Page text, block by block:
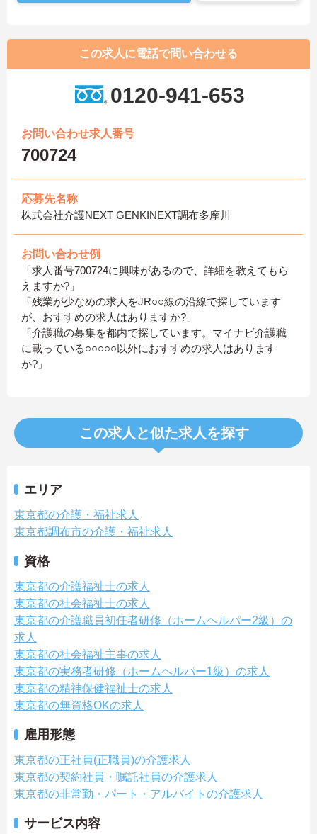
この求人に電話で問い合わせる
0120-941-653
お問い合わせ求人番号
700724
応募先名称
株式会社介護NEXT GENKINEXT調布多摩川
お問い合わせ例
「求人番号700724に興味があるので、詳細を教えてもら
えますか?」
「残業が少なめの求人をJR○○線の沿線で探しています
が、おすすめの求人はありますか?」
「介護職の募集を都内で探しています。マイナビ介護職
に載っている○○○○○以外におすすめの求人はあります
か?」
この求人と似た求人を探す
エリア
東京都の介護・福祉求人
東京都調布市の介護・福祉求人
資格
東京都の介護福祉士の求人
東京都の社会福祉士の求人
東京都の介護職員初任者研修（ホームヘルパー2級）の
求人
東京都の社会福祉主事の求人
東京都の実務者研修（ホームヘルパー1級）の求人
東京都の精神保健福祉士の求人
東京都の無資格OKの求人
雇用形態
東京都の正社員(正職員)の介護求人
東京都の契約社員・嘱託社員の介護求人
東京都の非常勤・パート・アルバイトの介護求人
サービス内容